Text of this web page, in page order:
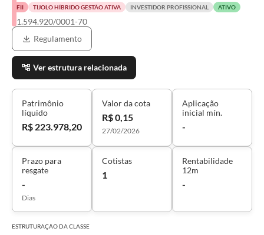
FII TIJOLO HÍBRIDO GESTÃO ATIVA INVESTIDOR PROFISSIONAL ATIVO
61.594.920/0001-70
Regulamento
Ver estrutura relacionada
Patrimônio
líquido
R$ 223.978,20
Valor da cota
R$ 0,15
27/02/2026
Aplicação
inicial mín.
-
Prazo para
resgate
-
Dias
Cotistas
1
Rentabilidade
12m
-
ESTRUTURAÇÃO DACLASSE